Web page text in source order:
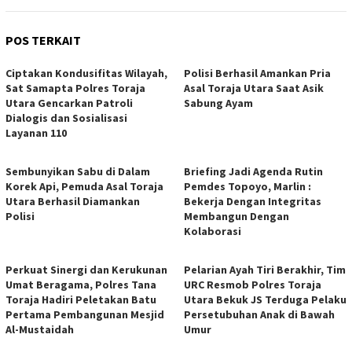
POS TERKAIT
Ciptakan Kondusifitas Wilayah,
Sat Samapta Polres Toraja
Utara Gencarkan Patroli
Dialogis dan Sosialisasi
Layanan 110
Polisi Berhasil Amankan Pria
Asal Toraja Utara Saat Asik
Sabung Ayam
Sembunyikan Sabu di Dalam
Korek Api, Pemuda Asal Toraja
Utara Berhasil Diamankan
Polisi
Briefing Jadi Agenda Rutin
Pemdes Topoyo, Marlin :
Bekerja Dengan Integritas
Membangun Dengan
Kolaborasi
Perkuat Sinergi dan Kerukunan
Umat Beragama, Polres Tana
Toraja Hadiri Peletakan Batu
Pertama Pembangunan Mesjid
Al-Mustaidah
Pelarian Ayah Tiri Berakhir, Tim
URC Resmob Polres Toraja
Utara Bekuk JS Terduga Pelaku
Persetubuhan Anak di Bawah
Umur